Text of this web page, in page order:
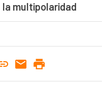
la multipolaridad